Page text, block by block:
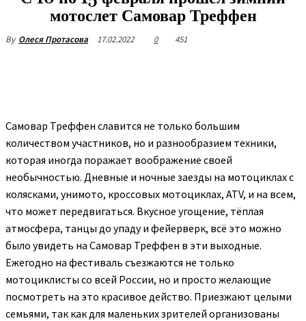
мотослет Самовар Треффен
By Олеся Протасова 17.02.2022 0 451
Самовар Треффен славится не только большим
количеством участников, но и разнообразием техники,
которая иногда поражает воображение своей
необычностью. Дневные и ночные заезды на мотоциклах с
колясками, унимото, кроссовых мотоциклах, ATV, и на всем,
что может передвигаться. Вкусное угощение, тёплая
атмосфера, танцы до упаду и фейерверк, всё это можно
было увидеть на Самовар Треффен в эти выходные.
Ежегодно на фестиваль съезжаются не только
мотоциклисты со всей России, но и просто желающие
посмотреть на это красивое действо. Приезжают целыми
семьями, так как для маленьких зрителей организованы